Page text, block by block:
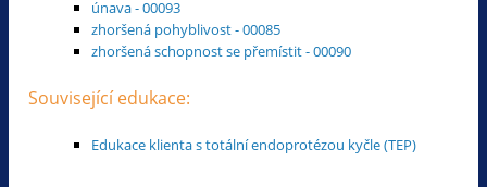
únava - 00093
zhoršená pohyblivost - 00085
zhoršená schopnost se přemístit - 00090
Související edukace:
Edukace klienta s totální endoprotézou kyčle (TEP)